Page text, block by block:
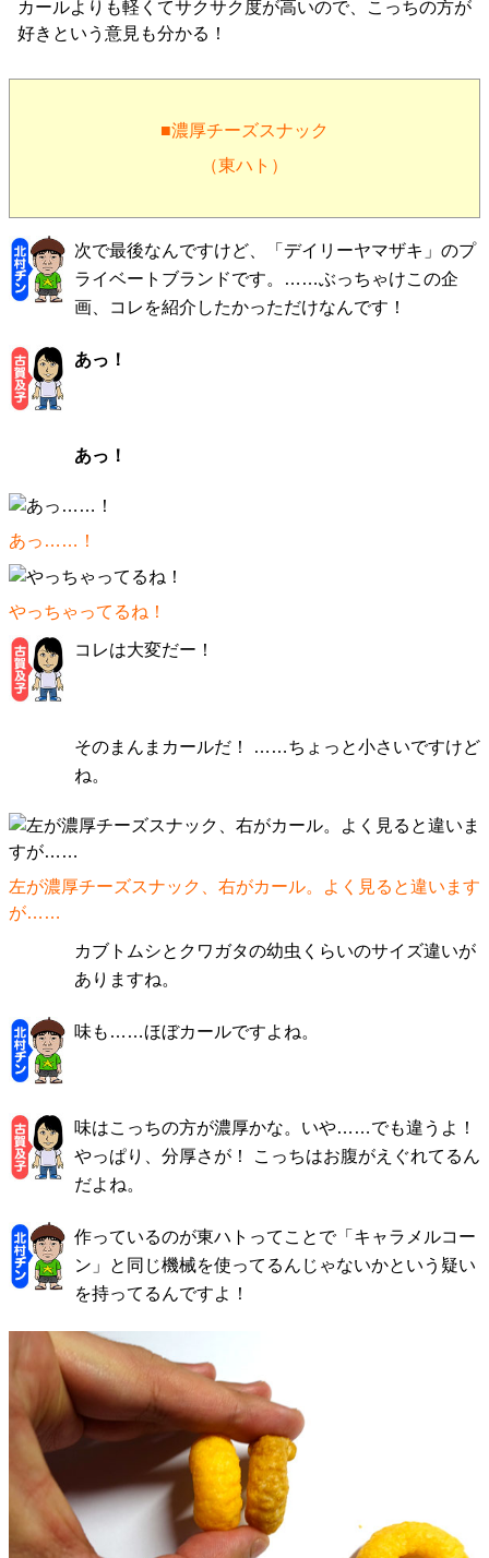
カールよりも軽くてサクサク度が高いので、こっちの方が
好きという意見も分かる！
■濃厚チーズスナック
（東ハト）
次で最後なんですけど、「デイリーヤマザキ」のプ
ライベートブランドです。……ぶっちゃけこの企
画、コレを紹介したかっただけなんです！
あっ！
あっ！
あっ……！
やっちゃってるね！
コレは大変だー！
そのまんまカールだ！ ……ちょっと小さいですけど
ね。
左が濃厚チーズスナック、右がカール。よく見ると違います
が……
カブトムシとクワガタの幼虫くらいのサイズ違いが
ありますね。
味も……ほぼカールですよね。
味はこっちの方が濃厚かな。いや……でも違うよ！
やっぱり、分厚さが！ こっちはお腹がえぐれてるん
だよね。
作っているのが東ハトってことで「キャラメルコー
ン」と同じ機械を使ってるんじゃないかという疑い
を持ってるんですよ！